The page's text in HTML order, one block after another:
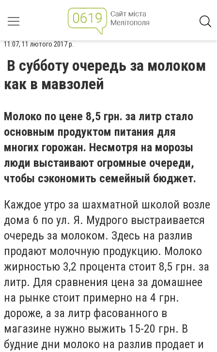
11:07, 11 лютого 2017 р.
В субботу очередь за молоком
как в мавзолей
Молоко по цене 8,5 грн. за литр стало
основным продуктом питания для
многих горожан. Несмотря на морозы
люди выстаивают огромные очереди,
чтобы сэкономить семейный бюджет.
Каждое утро за шахматной школой возле
дома 6 по ул. Я. Мудрого выстраивается
очередь за молоком. Здесь на разлив
продают молочную продукцию. Молоко
жирностью 3,2 процента стоит 8,5 грн. за
литр. Для сравнения цена за домашнее
на рынке стоит примерно на 4 грн.
дороже, а за литр фасованного в
магазине нужно выжить 15-20 грн. В
будние дни молоко на разлив продает и